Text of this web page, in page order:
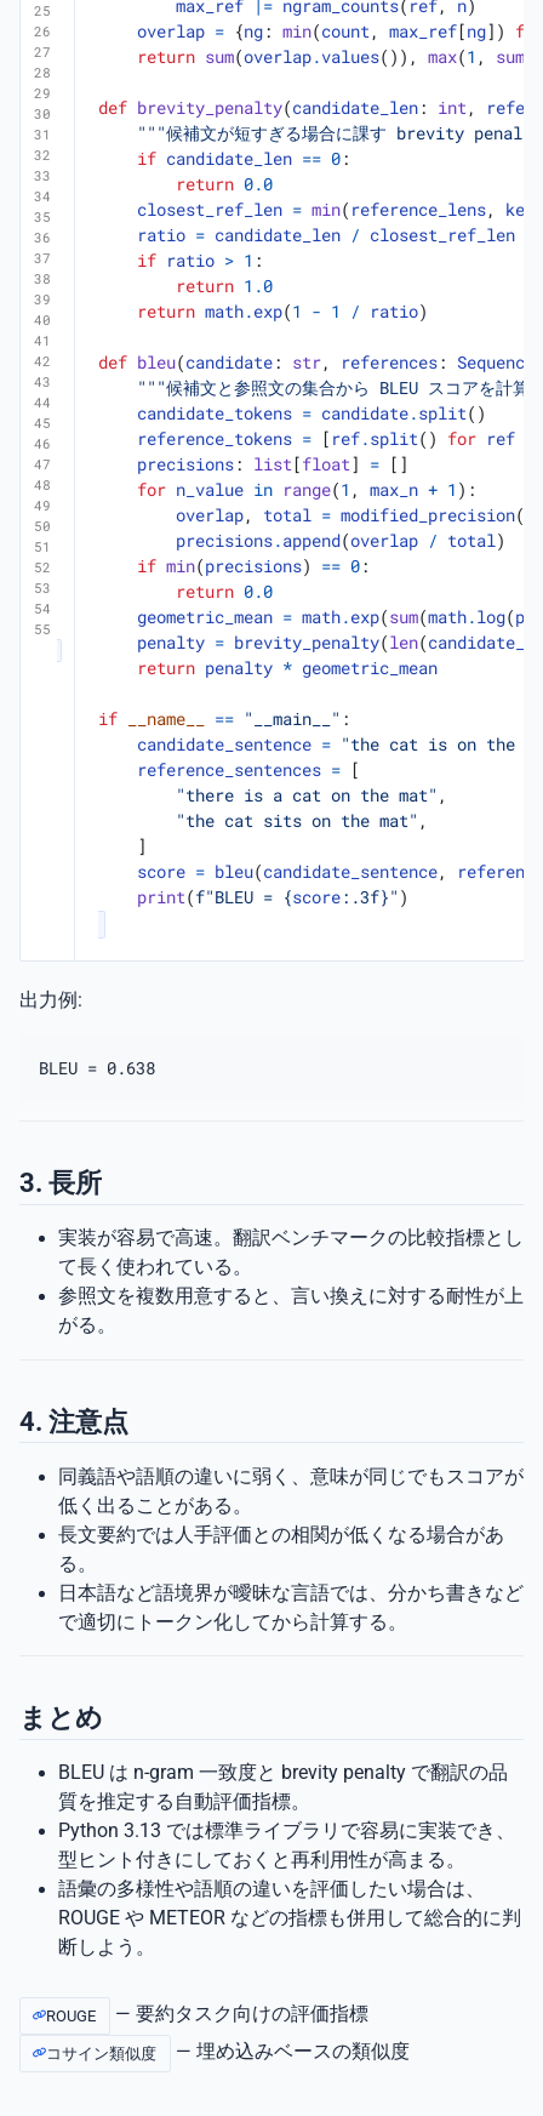
max_ref |= ngram_counts( ref, n)
overlap = {ng: min(count, max_ref[ng])
return sum(overlap.values()), max(1 , sum
def brevity_penalty(candidate_len: int,
"""候補文が短すぎる場合に課す brevity
if candidate_len == 0:
return 0.0
closest_ref_len = min( reference_lens, key
ratio = candidate_len / closest_ref_len
if ratio > 1 :
return 1.0
return math.exp(1 - 1 / ratio)
def bleu(candidate: str, references: Sequence
"""候補文と参照文の集合から BLEU スコアを計算
candidate_tokens = candidate.split()
reference_tokens = [ ref.split() for ref
precisions: list[float] =
[]
for n_value in range(1 , max_n + 1 ):
overlap, total = modified_precision(
precisions.append(overlap / total)
if min(precisions) == 0:
return 0.0
geometric_mean = math.exp(sum(math.log(p
penalty = brevity_penalty(len(
return penalty * geometric_mean
if __name__ == "__main__" :
candidate_sentence = "the cat is on the
reference_sentences =
[
"there is a cat on the mat" ,
"the cat sits on the mat" ,
]
score = bleu(candidate_sentence,
print(f"BLEU = {score: .3f}" )
出力例:
3. 長所
実装が容易で高速。翻訳ベンチマークの比較指標とし
て長く使われている。
参照文を複数用意すると、言い換えに対する耐性が上
がる。
4. 注意点
同義語や語順の違いに弱く、意味が同じでもスコアが
低く出ることがある。
長文要約では人手評価との相関が低くなる場合があ
る。
日本語など語境界が曖昧な言語では、分かち書きなど
で適切にトークン化してから計算する。
まとめ
BLEU は n-gram 一致度と brevity penalty で翻訳の品
質を推定する自動評価指標。
Python 3.13 では標準ライブラリで容易に実装でき、
型ヒント付きにしておくと再利用性が高まる。
語彙の多様性や語順の違いを評価したい場合は、
ROUGE や METEOR などの指標も併用して総合的に判
断しよう。
ROUGE — 要約タスク向けの評価指標
コサイン類似度 — 埋め込みベースの類似度